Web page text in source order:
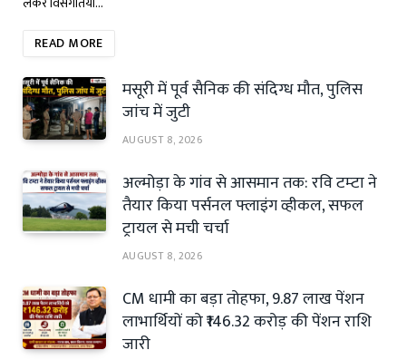
READ MORE
मसूरी में पूर्व सैनिक की संदिग्ध मौत, पुलिस
जांच में जुटी
AUGUST 8, 2026
अल्मोड़ा के गांव से आसमान तक: रवि टम्टा ने
तैयार किया पर्सनल फ्लाइंग व्हीकल, सफल
ट्रायल से मची चर्चा
AUGUST 8, 2026
CM धामी का बड़ा तोहफा, 9.87 लाख पेंशन
लाभार्थियों को ₹146.32 करोड़ की पेंशन राशि
जारी